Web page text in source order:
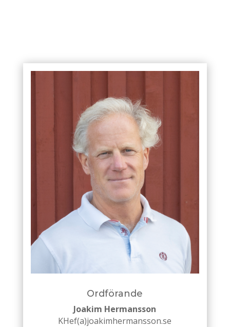
Ordförande
Joakim Hermansson
KHef(a)joakimhermansson.se